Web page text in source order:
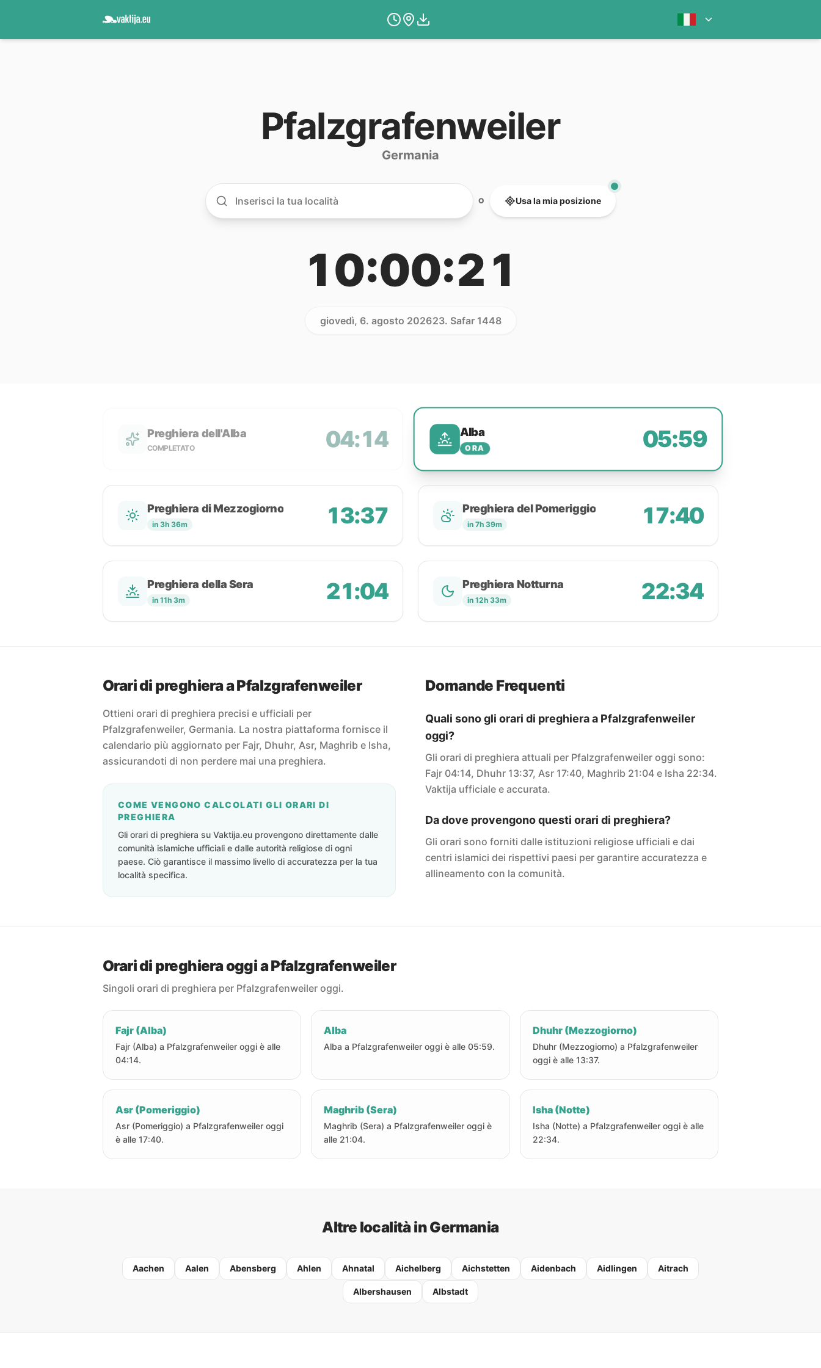
Pfalzgrafenweiler
Germania
O Usa la mia posizione
10:00:21
giovedì, 6. agosto 202623. Safar 1448
Preghiera dell'Alba
COMPLETATO 04:14 Alba
ORA 05:59
Preghiera di Mezzogiorno
in 3h 36m 13:37 Preghiera del Pomeriggio
in 7h 39m 17:40
Preghiera della Sera
in 11h 3m 21:04 Preghiera Notturna
in 12h 33m 22:34
Orari di preghiera a Pfalzgrafenweiler
Ottieni orari di preghiera precisi e ufficiali per
Pfalzgrafenweiler, Germania. La nostra piattaforma fornisce il
calendario più aggiornato per Fajr, Dhuhr, Asr, Maghrib e Isha,
assicurandoti di non perdere mai una preghiera.
COME VENGONO CALCOLATI GLI ORARI DI
PREGHIERA
Gli orari di preghiera su Vaktija.eu provengono direttamente dalle
comunità islamiche ufficiali e dalle autorità religiose di ogni
paese. Ciò garantisce il massimo livello di accuratezza per la tua
località specifica.
Domande Frequenti
Quali sono gli orari di preghiera a Pfalzgrafenweiler
oggi?
Gli orari di preghiera attuali per Pfalzgrafenweiler oggi sono:
Fajr 04:14, Dhuhr 13:37, Asr 17:40, Maghrib 21:04 e Isha 22:34.
Vaktija ufficiale e accurata.
Da dove provengono questi orari di preghiera?
Gli orari sono forniti dalle istituzioni religiose ufficiali e dai
centri islamici dei rispettivi paesi per garantire accuratezza e
allineamento con la comunità.
Orari di preghiera oggi a Pfalzgrafenweiler
Singoli orari di preghiera per Pfalzgrafenweiler oggi.
Fajr (Alba)
Fajr (Alba) a Pfalzgrafenweiler oggi è alle
04:14.
Alba
Alba a Pfalzgrafenweiler oggi è alle 05:59.
Dhuhr (Mezzogiorno)
Dhuhr (Mezzogiorno) a Pfalzgrafenweiler
oggi è alle 13:37.
Asr (Pomeriggio)
Asr (Pomeriggio) a Pfalzgrafenweiler oggi
è alle 17:40.
Maghrib (Sera)
Maghrib (Sera) a Pfalzgrafenweiler oggi è
alle 21:04.
Isha (Notte)
Isha (Notte) a Pfalzgrafenweiler oggi è alle
22:34.
Altre località in Germania
Aachen Aalen Abensberg Ahlen Ahnatal Aichelberg Aichstetten Aidenbach Aidlingen Aitrach
Albershausen Albstadt